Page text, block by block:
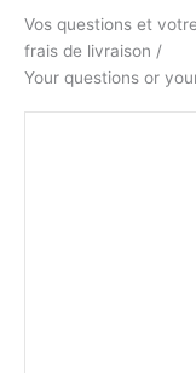
Vos questions et
frais de livraison /
Your questions or